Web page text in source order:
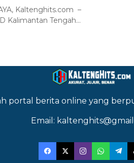
Kaltenghits.com –
Kalimantan Tengah
portal berita online yang
Email: